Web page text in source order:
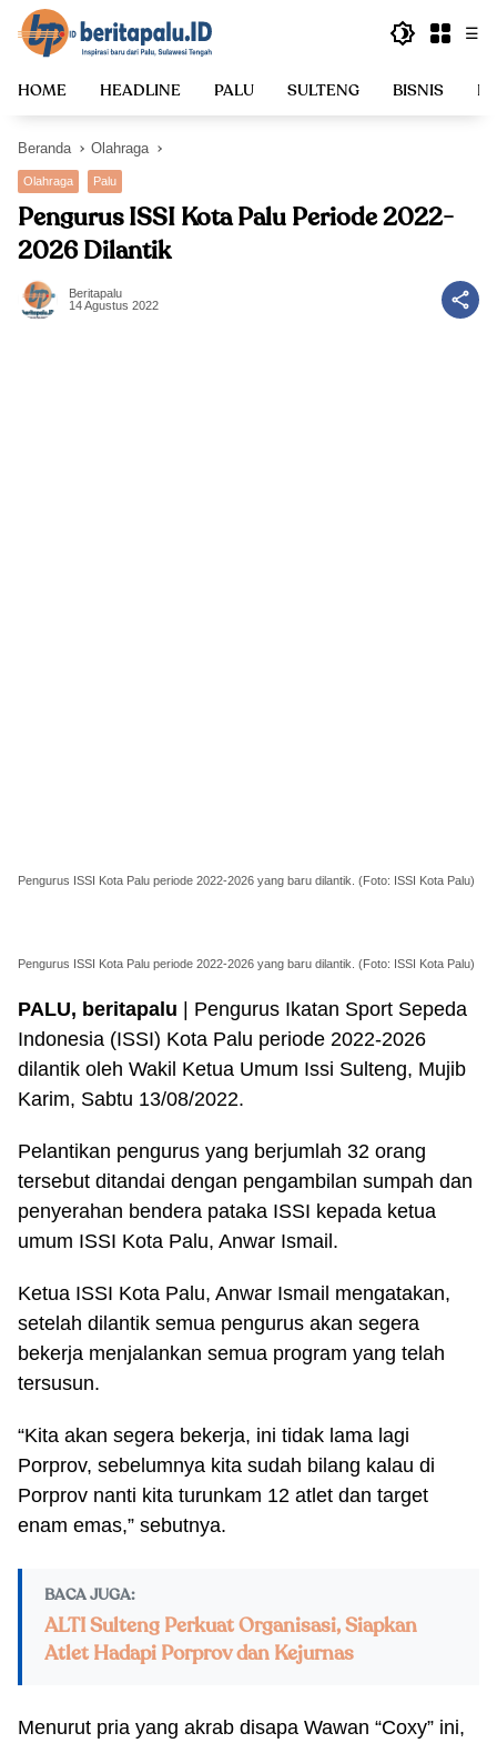
Langsung
konten
☰
HOME HEADLINE PALU SULTENG BISNIS
Beranda Olahraga
Olahraga Palu
Pengurus ISSI Kota Palu Periode 2022-
2026 Dilantik
Beritapalu
14 Agustus 2022
Pengurus ISSI Kota Palu periode 2022-2026 yang baru dilantik. (Foto: ISSI Kota Palu)
Pengurus ISSI Kota Palu periode 2022-2026 yang baru dilantik. (Foto: ISSI Kota Palu)
PALU, beritapalu | Pengurus Ikatan Sport Sepeda
Indonesia (ISSI) Kota Palu periode 2022-2026
dilantik oleh Wakil Ketua Umum Issi Sulteng, Mujib
Karim, Sabtu 13/08/2022.
Pelantikan pengurus yang berjumlah 32 orang
tersebut ditandai dengan pengambilan sumpah dan
penyerahan bendera pataka ISSI kepada ketua
umum ISSI Kota Palu, Anwar Ismail.
Ketua ISSI Kota Palu, Anwar Ismail mengatakan,
setelah dilantik semua pengurus akan segera
bekerja menjalankan semua program yang telah
tersusun.
“Kita akan segera bekerja, ini tidak lama lagi
Porprov, sebelumnya kita sudah bilang kalau di
Porprov nanti kita turunkam 12 atlet dan target
enam emas,” sebutnya.
BACA JUGA:
ALTI Sulteng Perkuat Organisasi, Siapkan
Atlet Hadapi Porprov dan Kejurnas
Menurut pria yang akrab disapa Wawan “Coxy” ini,